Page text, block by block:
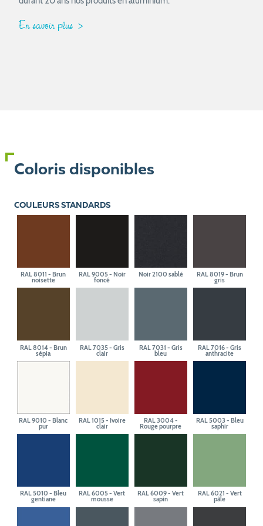
En savoir plus
Coloris disponibles
COULEURS STANDARDS
RAL 8011 - Brun
noisette
RAL 9005 - Noir
foncé
Noir 2100 sablé RAL 8019 - Brun
gris
RAL 8014 - Brun
sépia
RAL 7035 - Gris
clair
RAL 7031 - Gris
bleu
RAL 7016 - Gris
anthracite
RAL 9010 - Blanc
pur
RAL 1015 - Ivoire
clair
RAL 3004 -
Rouge pourpre
RAL 5003 - Bleu
saphir
RAL 5010 - Bleu
gentiane
RAL 6005 - Vert
mousse
RAL 6009 - Vert
sapin
RAL 6021 - Vert
pâle